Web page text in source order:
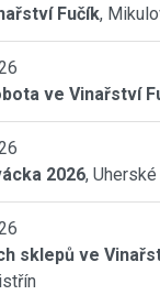
Fučík,
ve Vinařství
2026,
sklepů ve